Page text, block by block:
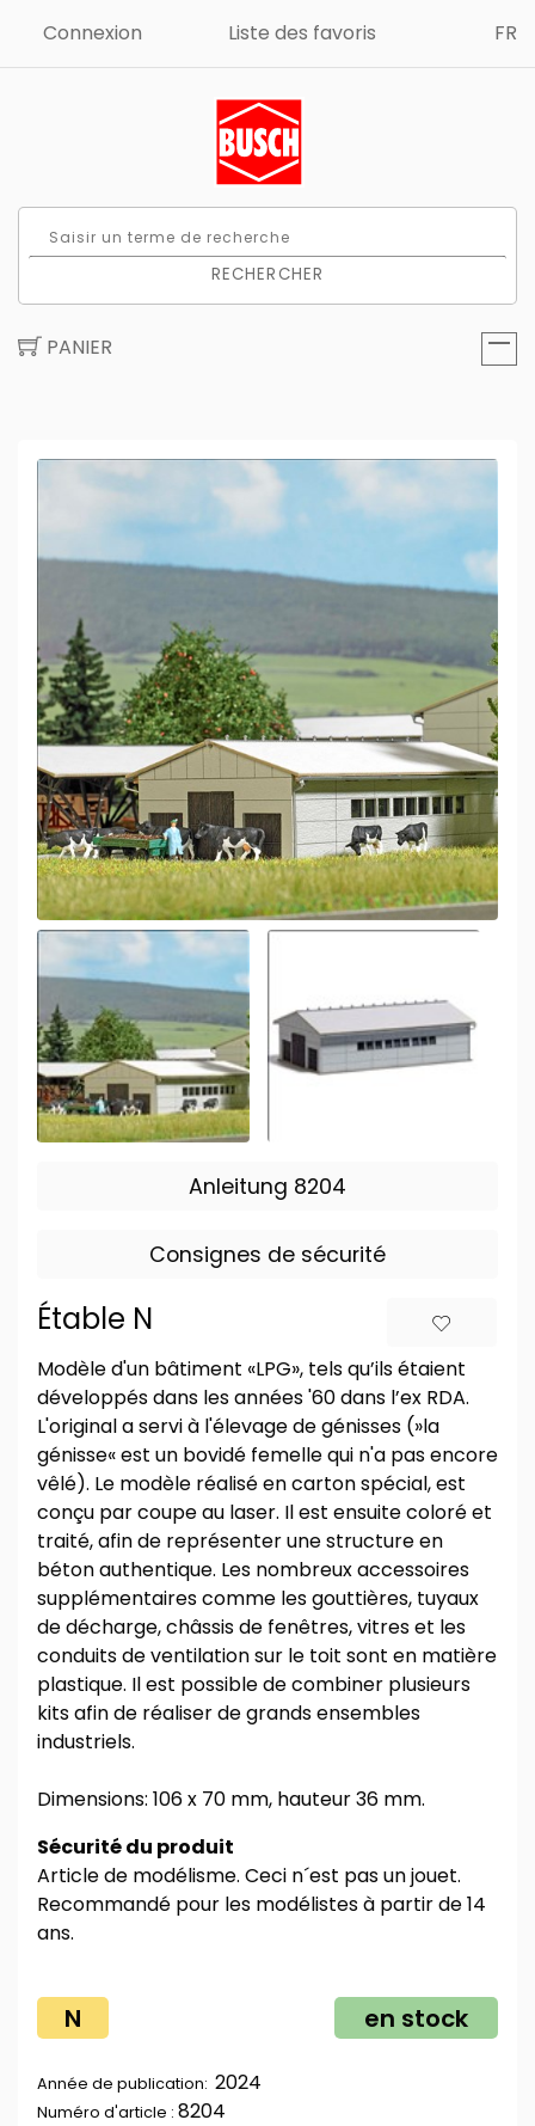
Connexion Liste des favoris FR
RECHERCHER
PANIER
Anleitung 8204
Consignes de sécurité
Étable N
Modèle d'un bâtiment «LPG», tels qu’ils étaient
développés dans les années '60 dans l’ex RDA.
L'original a servi à l'élevage de génisses (»la
génisse« est un bovidé femelle qui n'a pas encore
vêlé). Le modèle réalisé en carton spécial, est
conçu par coupe au laser. Il est ensuite coloré et
traité, afin de représenter une structure en
béton authentique. Les nombreux accessoires
supplémentaires comme les gouttières, tuyaux
de décharge, châssis de fenêtres, vitres et les
conduits de ventilation sur le toit sont en matière
plastique. Il est possible de combiner plusieurs
kits afin de réaliser de grands ensembles
industriels.
Dimensions: 106 x 70 mm, hauteur 36 mm.
Sécurité du produit
Article de modélisme. Ceci n´est pas un jouet.
Recommandé pour les modélistes à partir de 14
ans.
N en stock
Année de publication: 2024
Numéro d'article : 8204